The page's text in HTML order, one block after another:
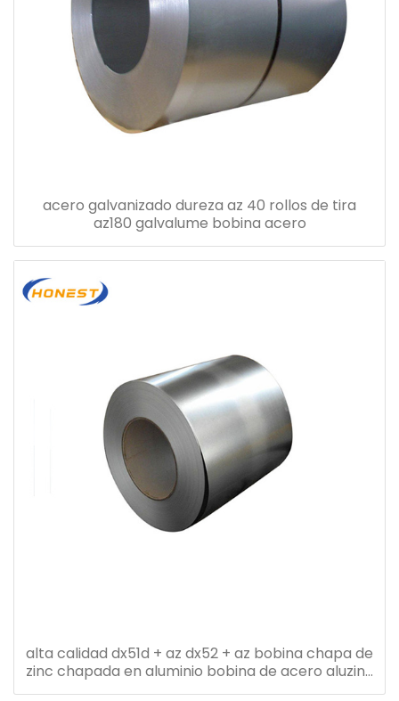
acero galvanizado dureza az 40 rollos de tira
az180 galvalume bobina acero
alta calidad dx51d + az dx52 + az bobina chapa de
zinc chapada en aluminio bobina de acero aluzinc
bobina de acero galvalume